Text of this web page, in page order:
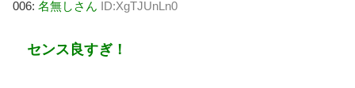
006: 名無しさん ID:XgTJUnLn0
センス良すぎ！